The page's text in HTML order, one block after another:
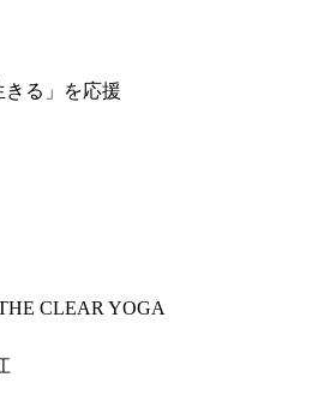
きる」を応援
CLEAR YOGA